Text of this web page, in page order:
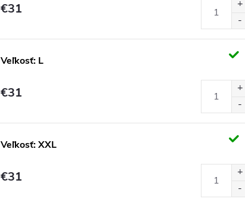
€31
Veľkosť: L
€31
Veľkosť: XXL
€31